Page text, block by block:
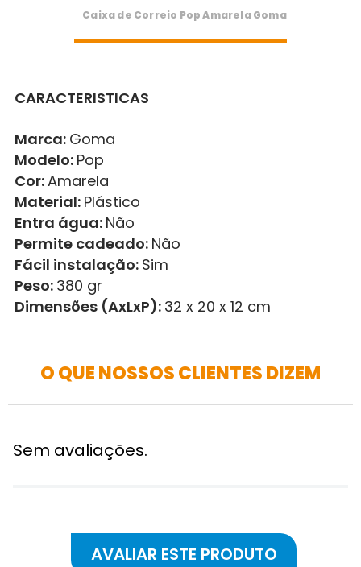
Caixa de Correio Pop Amarela Goma
CARACTERISTICAS
Marca: Goma
Modelo: Pop
Cor:Amarela
Material: Plástico
Entra água: Não
Permite cadeado: Não
Fácil instalação: Sim
Peso: 380 gr
Dimensões (AxLxP): 32 x 20 x 12 cm
O QUE NOSSOS CLIENTES DIZEM
Sem avaliações.